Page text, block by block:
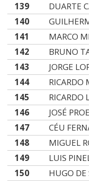
139
DUARTE
140
141
MARCO
142
BRUNO
143
JORGE
144
RICARDO
145
RICARDO
146
JOSÉ
147
CÉU
148
MIGUEL
149
LUIS
150
HUGO DE